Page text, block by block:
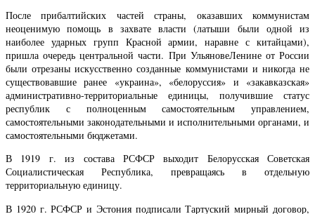
После прибалтийских частей страны, оказавших коммунистам
неоценимую помощь в захвате власти (латыши были одной из
наиболее ударных групп Красной армии, наравне с китайцами),
пришла очередь центральной части. При УльяновеЛенине от России
были отрезаны искусственно созданные коммунистами и никогда не
существовавшие ранее «украина», «белоруссия» и «закавказская»
административно-территориальные единицы, получившие статус
республик с полноценным самостоятельным управлением,
самостоятельными законодательными и исполнительными органами, и
самостоятельными бюджетами.
В 1919 г. из состава РСФСР выходит Белорусская Советская
Социалистическая Республика, превращаясь в отдельную
территориальную единицу.
В 1920 г. РСФСР и Эстония подписали Тартуский мирный договор,